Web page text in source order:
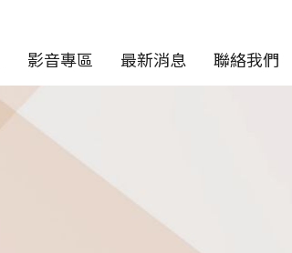
影音專區 最新消息 聯絡我們